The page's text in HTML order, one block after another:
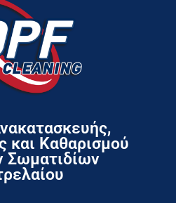
και Καθαρισμού
Σωματιδίων